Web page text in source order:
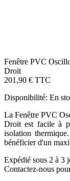
Fenêtre PVC
Droit
201,90 € TTC
Disponibilité: En
La Fenêtre PVC
Droit est facile à
isolation
bénéficier d'un
Expédié sous 2 à 3
Contactez-nous